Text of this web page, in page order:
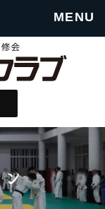
MENU
ン